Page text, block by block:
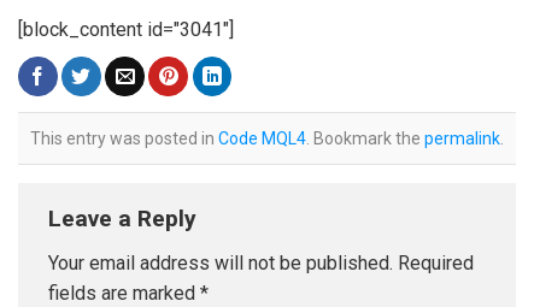
[block_content id="3041"]
This entry was posted in Code MQL4 . Bookmark the permalink
Leave a Reply
Your email address will not be published. Required
fields are marked *